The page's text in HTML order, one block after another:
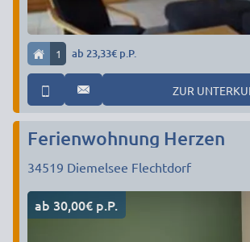
1 ab 23,33€ p.P.
ZUR
Ferienwohnung Herzen
34519 Diemelsee Flechtdorf
ab 30,00€ p.P.